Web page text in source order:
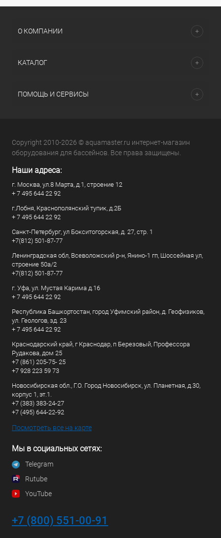
О КОМПАНИИ
КАТАЛОГ
ПОМОЩЬ И СЕРВИСЫ
Copyright 2010-2026 © aquamaster.ru интернет-магазин
оборудования для бассейнов. Все права защищены.
Наши адреса:
г. Москва, ул.8 Марта, д.1, строение 12
+ 7 495 644 22 92
г.Лобня, Краснополянский тупик, д.2Б
+ 7 495 644 22 92
Санкт-Петербург, ул Бокситогорская, д. 27, стр. 1
+7(812) 501-87-77
Ленинградская обл, Всеволожский р-н, Янино-1 гп, Шоссейная ул,
строение 50а/2
+7(812) 501-87-77
г. Уфа, ул. Мустая Карима д.16
+ 7 495 644 22 92
Республика Башкортостан, город Уфимский район, д. Геофизиков,
ул. Геологов, зд. 23
+ 7 495 644 22 92
Краснодарский край, г Краснодар, п Березовый, Профессора
Рудакова, дом 25
+7 (861) 205-75- 25
+7 928 223 59 73
Новосибирская обл., Г.О. Город Новосибирск, ул. Планетная, д.30,
корпус 1, эт.1.
+7 (383) 383-24-27
+7 (495) 644-22-92
Посмотреть все на карте
Мы в социальных сетях:
Telegram
Rutube
YouTube
+7 (800) 551-00-91